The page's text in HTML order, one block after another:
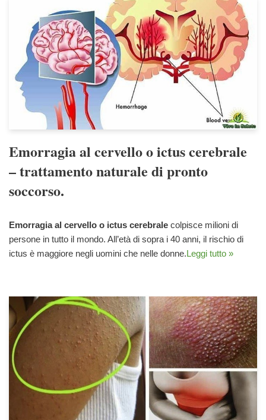
Emorragia al cervello o ictus cerebrale
– trattamento naturale di pronto
soccorso.
Emorragia al cervello o ictus cerebrale colpisce milioni di
persone in tutto il mondo. All’età di sopra i 40 anni, il rischio di
ictus è maggiore negli uomini che nelle donne.Leggi tutto »